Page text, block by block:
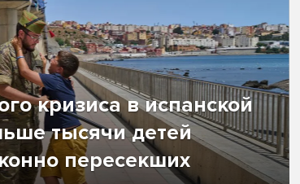
кризиса в испанской
тысячи детей
пересекших